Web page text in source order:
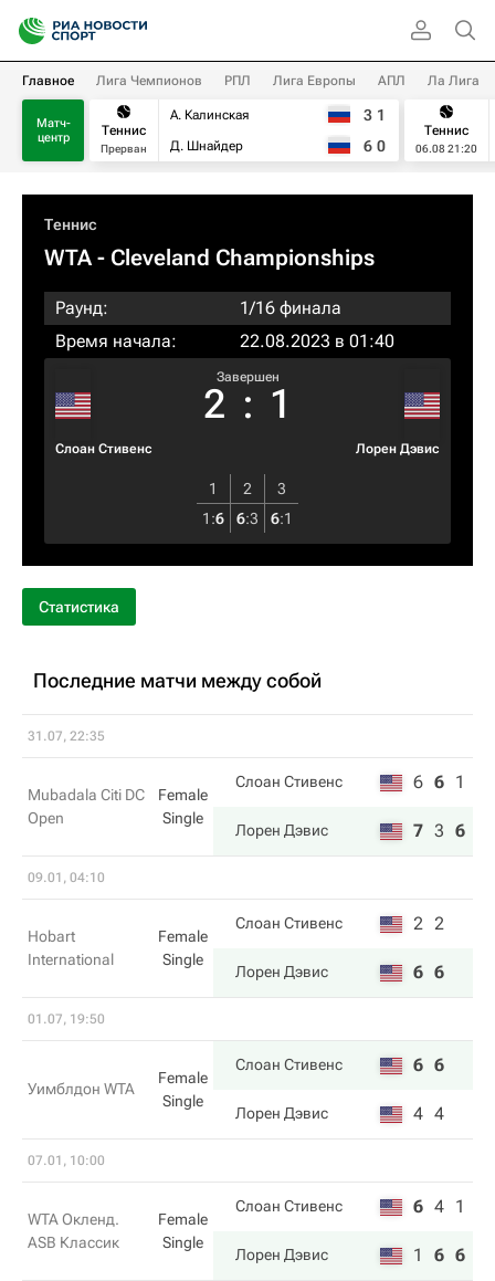
Главное Лига Чемпионов РПЛ Лига Европы АПЛ Ла Лига
Матч-
центр
Теннис
Прерван
А. Калинская
Д. Шнайдер
3 1
6 0
Теннис
06.08 21:20
Теннис
WTA- Cleveland Championships
Раунд:
1/16 финала
Время начала:
22.08.2023 в 01:40
Слоан Стивенс
Завершен
2 : 1
Лорен Дэвис
1 2
3
1 :6 6:3 6:1
Статистика
Последние матчи между собой
31.07, 22:35
Mubadala Citi DC
Open
Female
Single
Слоан Стивенс 6 6 1
Лорен Дэвис 7 3 6
09.01, 04:10
Hobart
International
Female
Single
Слоан Стивенс 2 2
Лорен Дэвис 6 6
01.07, 19:50
Уимблдон WTA
Female
Single
Слоан Стивенс 6 6
Лорен Дэвис 4 4
07.01, 10:00
WTA Окленд.
ASB Классик
Female
Single
Слоан Стивенс 6 4 1
Лорен Дэвис 1 6 6